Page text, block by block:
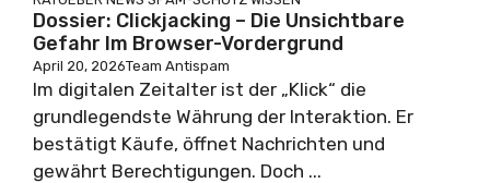
Dossier: Clickjacking – Die Unsichtbare
Gefahr Im Browser-Vordergrund
April 20, 2026Team Antispam
Im digitalen Zeitalter ist der „Klick“ die
grundlegendste Währung der Interaktion. Er
bestätigt Käufe, öffnet Nachrichten und
gewährt Berechtigungen. Doch ...